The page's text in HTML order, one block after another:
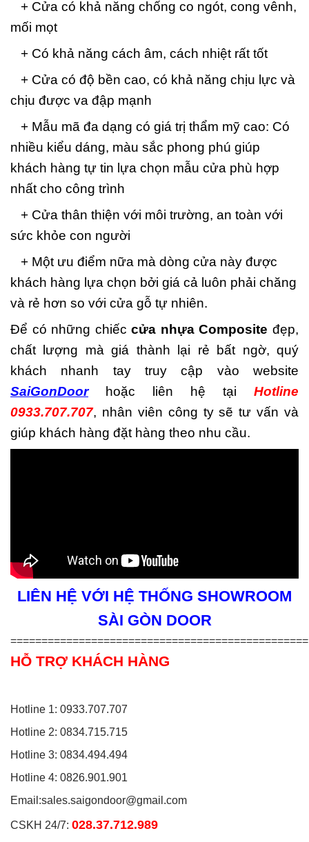
+ Cửa có khả năng chống co ngót, cong vênh,
mối mọt
+ Có khả năng cách âm, cách nhiệt rất tốt
+ Cửa có độ bền cao, có khả năng chịu lực và
chịu được va đập mạnh
+ Mẫu mã đa dạng có giá trị thẩm mỹ cao: Có
nhiều kiểu dáng, màu sắc phong phú giúp
khách hàng tự tin lựa chọn mẫu cửa phù hợp
nhất cho công trình
+ Cửa thân thiện với môi trường, an toàn với
sức khỏe con người
+ Một ưu điểm nữa mà dòng cửa này được
khách hàng lựa chọn bởi giá cả luôn phải chăng
và rẻ hơn so với cửa gỗ tự nhiên.
Để có những chiếccửa nhựa Composite đẹp,
chất lượng mà giá thành lại rẻ bất ngờ, quý
khách nhanh tay truy cập vào website
SaiGonDoorhoặc liên hệ tại Hotline
0933.707.707, nhân viên công ty sẽ tư vấn và
giúp khách hàng đặt hàng theo nhu cầu.
LIÊN HỆ VỚI HỆ THỐNG SHOWROOM
SÀI GÒN DOOR
================================================
HỖ TRỢ KHÁCH HÀNG
Hotline 1: 0933.707.707
Hotline 2: 0834.715.715
Hotline 3: 0834.494.494
Hotline 4: 0826.901.901
Email:sales.saigondoor@gmail.com
CSKH 24/7: 028.37.712.989